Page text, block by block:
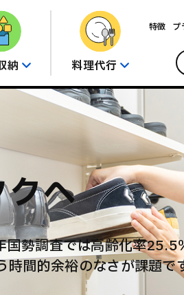
納 料理代行
特徴 プ
へ
勢調査では高齢化率
間的余裕のなさが課題